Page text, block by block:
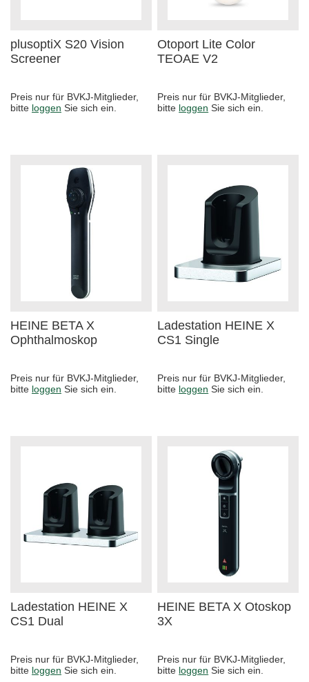
plusoptiX S20 Vision
Screener
Preis nur für BVKJ-Mitglieder,
bitte loggen Sie sich ein.
Otoport Lite Color
TEOAE V2
Preis nur für BVKJ-Mitglieder,
bitte loggen Sie sich ein.
HEINE BETA X
Ophthalmoskop
Preis nur für BVKJ-Mitglieder,
bitte loggen Sie sich ein.
Ladestation HEINE X
CS1 Single
Preis nur für BVKJ-Mitglieder,
bitte loggen Sie sich ein.
Ladestation HEINE X
CS1 Dual
Preis nur für BVKJ-Mitglieder,
bitte loggen Sie sich ein.
HEINE BETA X Otoskop
3X
Preis nur für BVKJ-Mitglieder,
bitte loggen Sie sich ein.